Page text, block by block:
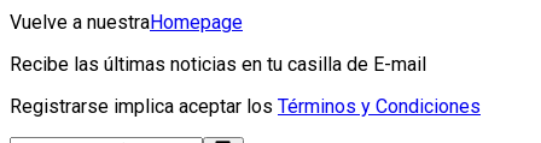
Vuelve a nuestraHomepage
Recibe las últimas noticias en tu casilla de E-mail
Registrarse implica aceptar los Términos y Condiciones